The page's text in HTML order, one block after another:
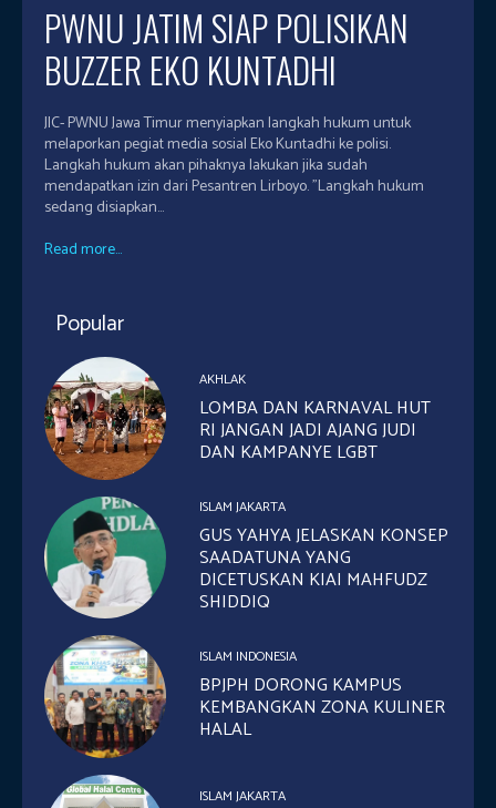
PWNU JATIM SIAP POLISIKAN
BUZZER EKO KUNTADHI
JIC- PWNU Jawa Timur menyiapkan langkah hukum untuk
melaporkan pegiat media sosial Eko Kuntadhi ke polisi.
Langkah hukum akan pihaknya lakukan jika sudah
mendapatkan izin dari Pesantren Lirboyo. "Langkah hukum
sedang disiapkan...
Read more...
Popular
AKHLAK
LOMBA DAN KARNAVAL HUT
RI JANGAN JADI AJANG JUDI
DAN KAMPANYE LGBT
ISLAM JAKARTA
GUS YAHYA JELASKAN KONSEP
SAADATUNA YANG
DICETUSKAN KIAI MAHFUDZ
SHIDDIQ
ISLAM INDONESIA
BPJPH DORONG KAMPUS
KEMBANGKAN ZONA KULINER
HALAL
ISLAM JAKARTA